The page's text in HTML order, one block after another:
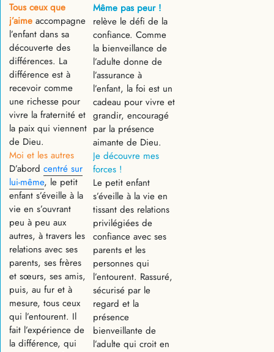
Tous ceux que
j’aime accompagne
l’enfant dans sa
découverte des
différences. La
différence est à
recevoir comme
une richesse pour
vivre la fraternité et
la paix qui viennent
de Dieu.
Moi et les autres
D’abordcentré sur
lui-même, le petit
enfant s’éveille à la
vie en s’ouvrant
peu à peu aux
autres, à travers les
relations avec ses
parents, ses frères
et sœurs, ses amis,
puis, au fur et à
mesure, tous ceux
qui l’entourent. Il
fait l’expérience de
la différence, qui
Même pas peur !
relève le défi de la
confiance. Comme
la bienveillance de
l’adulte donne de
l’assurance à
l’enfant, la foi est un
cadeau pour vivre et
grandir, encouragé
par la présence
aimante de Dieu.
Je découvre mes
forces !
Le petit enfant
s’éveille à la vie en
tissant des relations
privilégiées de
confiance avec ses
parents et les
personnes qui
l’entourent. Rassuré,
sécurisé par le
regard et la
présence
bienveillante de
l’adulte qui croit en